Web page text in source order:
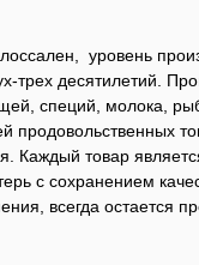
уровень
трех десятилетий.
специй, молока,
продовольственных
Каждый товар
с сохранением
всегда остается